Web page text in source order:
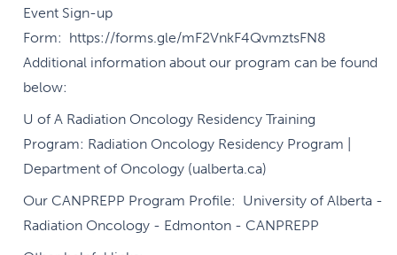
Event Sign-up
Form: https://forms.gle/mF2VnkF4QvmztsFN8
Additional information about our program can be found
below:
U of A Radiation Oncology Residency Training
Program: Radiation Oncology Residency Program |
Department of Oncology (ualberta.ca)
Our CANPREPP Program Profile: University of Alberta -
Radiation Oncology - Edmonton - CANPREPP